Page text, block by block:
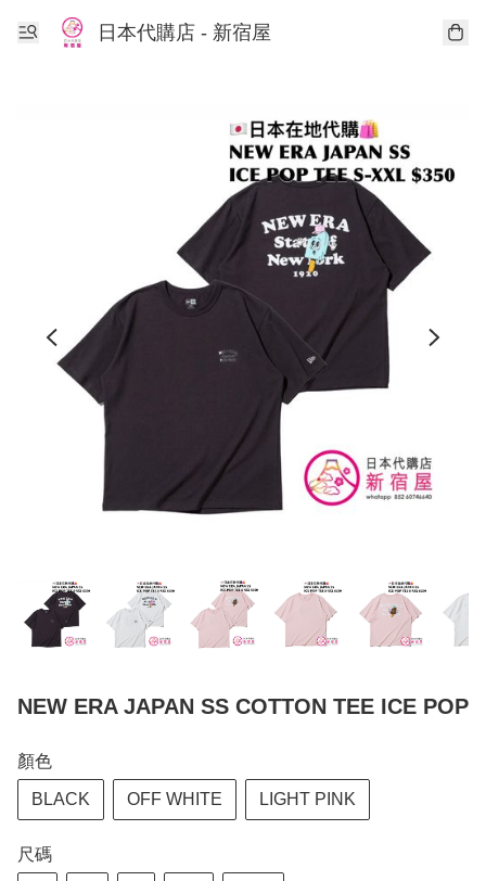
日本代購店 - 新宿屋
NEW ERA JAPAN SS COTTON TEE ICE POP
顏色
BLACK OFF WHITE LIGHT PINK
尺碼